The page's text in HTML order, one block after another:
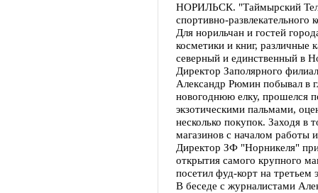
НОРИЛЬСК. "Таймырский
спортивно-развлекательного
Для норильчан и гостей
косметики и книг, различные
северный и единственный в
Директор Заполярного
Александр Рюмин побывал в
новогоднюю елку, прошелся
экзотическими пальмами,
несколько покупок. Заходя в
магазинов с началом работы
Директор ЗФ "Норникеля"
открытия самого крупного
посетил фуд-корт на
В беседе с журналистами